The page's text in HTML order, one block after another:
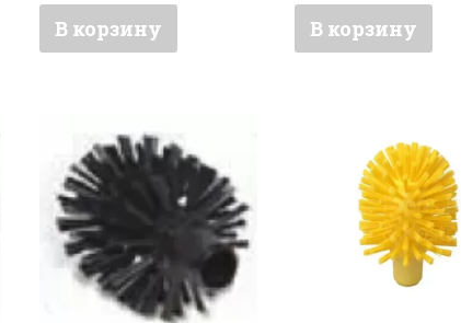
В корзину В корзину